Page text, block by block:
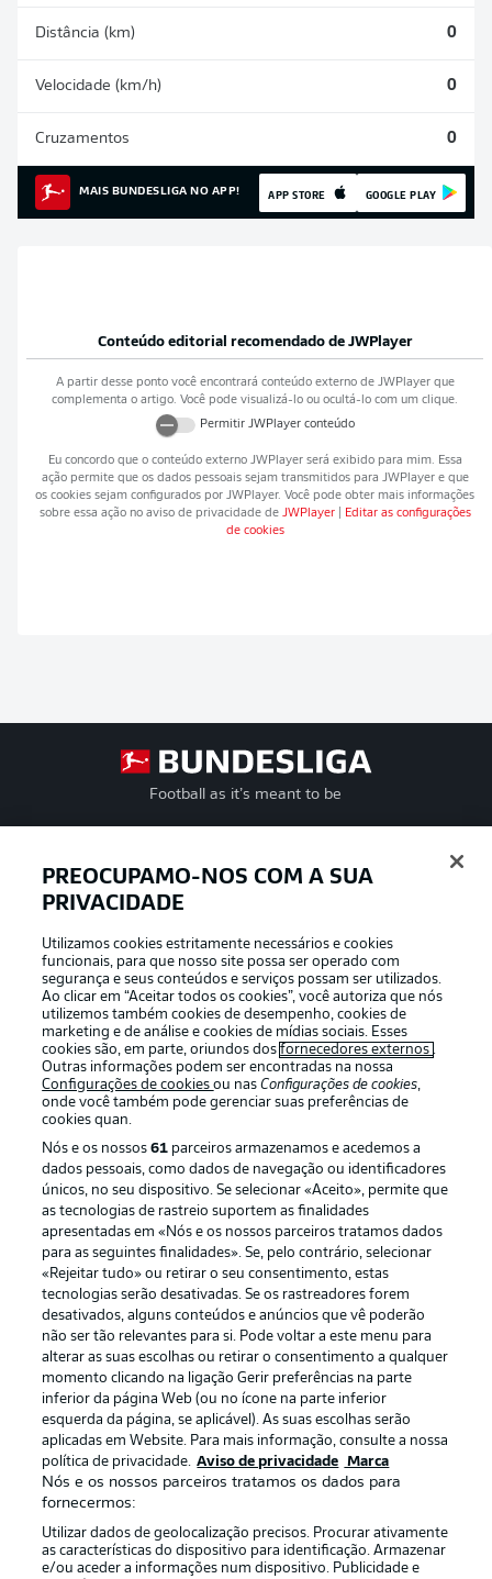
Distância (km) 0
Velocidade (km/h) 0
Cruzamentos 0
MAIS BUNDESLIGA NO APP! APP STORE GOOGLE PLAY
Conteúdo editorial recomendado de JWPlayer
A partir desse ponto você encontrará conteúdo externo de JWPlayerque
complementa o artigo. Você pode visualizá-lo ou ocultá-lo com um clique.
Permitir JWPlayerconteúdo
Eu concordo que o conteúdo externo JWPlayerserá exibido para mim. Essa
ação permite que os dados pessoais sejam transmitidos para JWPlayere que
os cookies sejam configurados por JWPlayer. Você pode obter mais informações
sobre essa ação no aviso de privacidade de JWPlayer
Editar as configurações
de cookies
Football as it’s meant to be
APLICATIVO DA BUNDESLIGA
Oferecido por
Publicidade Avisos legais
Gerir preferências Aviso de privacidade
Trabalhe conosco
Marca Contato
Jogadores
PREOCUPAMO-NOS COM A SUA
PRIVACIDADE
Utilizamos cookies estritamente necessários e cookies
funcionais, para que nosso site possa ser operado com
segurança e seus conteúdos e serviços possam ser utilizados.
Ao clicar em “Aceitar todos os cookies”, você autoriza que nós
utilizemos também cookies de desempenho, cookies de
marketing e de análise e cookies de mídias sociais. Esses
cookies são, em parte, oriundos dosfornecedores externos .
Outras informações podem ser encontradas na nossa
Configurações de cookiesou nasConfigurações de cookies,
onde você também pode gerenciar suas preferências de
cookies quan.
Nós e os nossos61 parceiros armazenamos e acedemos a
dados pessoais, como dados de navegação ou identificadores
únicos, no seu dispositivo. Se selecionar «Aceito», permite que
as tecnologias de rastreio suportem as finalidades
apresentadas em «Nós e os nossos parceiros tratamos dados
para as seguintes finalidades». Se, pelo contrário, selecionar
«Rejeitar tudo» ou retirar o seu consentimento, estas
tecnologias serão desativadas. Se os rastreadores forem
desativados, alguns conteúdos e anúncios que vê poderão
não ser tão relevantes para si. Pode voltar a este menu para
alterar as suas escolhas ou retirar o consentimento a qualquer
momento clicando na ligação Gerir preferências na parte
inferior da página Web (ou no ícone na parte inferior
esquerda da página, se aplicável). As suas escolhas serão
aplicadas em Website. Para mais informação, consulte a nossa
política de privacidade. Aviso de privacidade Marca
Nós e os nossos parceiros tratamos os dados para
fornecermos:
Utilizar dados de geolocalização precisos. Procurar ativamente
as características do dispositivo para identificação. Armazenar
e/ou aceder a informações num dispositivo. Publicidade e